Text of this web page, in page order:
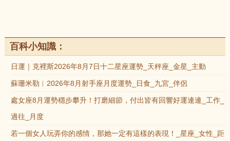
百科小知識：
日運｜克裡斯2026年8月7日十二星座運勢_天秤座_金星_主動
蘇珊米勒︱2026年8月射手座月度運勢_日食_九宮_伴侶
處女座8月運勢穩步攀升！打磨細節，付出皆有回響好運連連_工作_
過往_月度
若一個女人玩弄你的感情，那她一定有這樣的表現！_星座_女性_距